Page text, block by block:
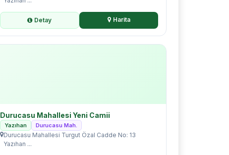
Detay Harita
Durucasu Mahallesi Yeni Camii
Yazıhan Durucasu Mah.
Durucasu Mahallesi Turgut Özal Cadde No: 13
Yazıhan ...